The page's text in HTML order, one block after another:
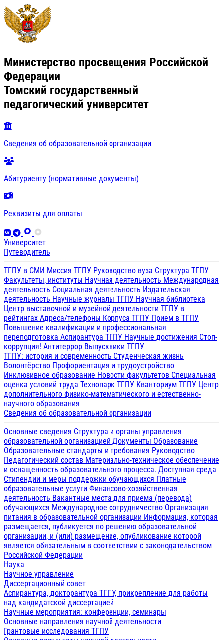
Министерство просвещения Российской
Федерации
Томский государственный
педагогический университет
Сведения об образовательной организации
Абитуриенту (нормативные документы)
Реквизиты для оплаты
Университет
Путеводитель
ТГПУ в СМИ Миссия ТГПУ Руководство вуза Структура ТГПУ
Факультеты, институты Научная деятельность Международная
деятельность Социальная деятельность Издательская
деятельность Научные журналы ТГПУ Научная библиотека
Центр выставочной и музейной деятельности ТГПУ в
рейтингах Адреса/телефоны Корпуса ТГПУ Прием в ТГПУ
Повышение квалификации и профессиональная
переподготовка Аспирантура ТГПУ Научные достижения Стоп-
коррупция! Антитеррор Выпускники ТГПУ
ТГПУ: история и современность Студенческая жизнь
Волонтёрство Профориентация и трудоустройство
Инклюзивное образование Новости факультетов Специальная
оценка условий труда Технопарк ТГПУ Кванториум ТГПУ Центр
дополнительного физико-математического и естественно-
научного образования
Сведения об образовательной организации
Основные сведения Структура и органы управления
образовательной организацией Документы Образование
Образовательные стандарты и требования Руководство
Педагогический состав Материально-техническое обеспечение
и оснащенность образовательного процесса. Доступная среда
Стипендии и меры поддержки обучающихся Платные
образовательные услуги Финансово-хозяйственная
деятельность Вакантные места для приема (перевода)
обучающихся Международное сотрудничество Организация
питания в образовательной организации Информация, которая
размещается, публикуется по решению образовательной
организации, и (или) размещение, опубликование которой
является обязательным в соответствии с законодательством
Российской Федерации
Наука
Научное управление
Диссертационный совет
Аспирантура, докторантура ТГПУ, прикрепление для работы
над кандидатской диссертацией
Научные мероприятия: конференции, семинары
Основные направления научной деятельности
Грантовые исследования ТГПУ